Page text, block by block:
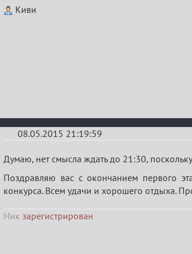
Re:
Маф-
сити.
Киви
08.05.2015 21:19:59
Re:
Конкурс
"Журналист"
O.R.C.
Думаю, нет смысла ждать до 21:30,
Поздравляю вас с окончанием первого
конкурса. Всем удачи и хорошего отдыха.
Никзарегистрирован